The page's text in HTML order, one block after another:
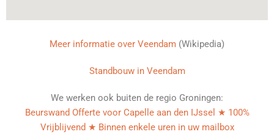
Meer informatie over Veendam (Wikipedia)
Standbouw in Veendam
We werken ook buiten de regio Groningen:
Beurswand Offerte voor Capelle aan den IJssel ★ 100%
Vrijblijvend ★ Binnen enkele uren in uw mailbox